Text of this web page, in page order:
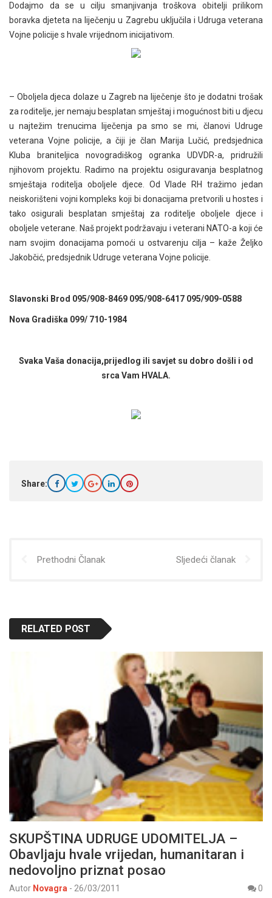
Dodajmo da se u cilju smanjivanja troškova obitelji prilikom
boravka djeteta na liječenju u Zagrebu uključila i Udruga veterana
Vojne policije s hvale vrijednom inicijativom.
– Oboljela djeca dolaze u Zagreb na liječenje što je dodatni trošak
za roditelje, jer nemaju besplatan smještaj i mogućnost biti u djecu
u najtežim trenucima liječenja pa smo se mi, članovi Udruge
veterana Vojne policije, a čiji je član Marija Lučić, predsjednica
Kluba braniteljica novogradiškog ogranka UDVDR-a, pridružili
njihovom projektu. Radimo na projektu osiguravanja besplatnog
smještaja roditelja oboljele djece. Od Vlade RH tražimo jedan
neiskorišteni vojni kompleks koji bi donacijama pretvorili u hostes i
tako osigurali besplatan smještaj za roditelje oboljele djece i
oboljele veterane. Naš projekt podržavaju i veterani NATO-a koji će
nam svojim donacijama pomoći u ostvarenju cilja – kaže Željko
Jakobčić, predsjednik Udruge veterana Vojne policije.
Slavonski Brod 095/908-8469 095/908-6417 095/909-0588
Nova Gradiška 099/ 710-1984
Svaka Vaša donacija,prijedlog ili savjet su dobro došli i od
srca Vam HVALA.
Share:
Prethodni Članak Sljedeći članak
RELATED POST
SKUPŠTINA UDRUGE UDOMITELJA –
Obavljaju hvale vrijedan, humanitaran i
nedovoljno priznat posao
Autor Novagra - 26/03/2011 0